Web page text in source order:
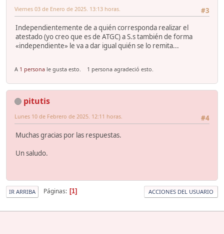
#3
Viernes 03 de Enero de 2025. 13:13 horas.
Independientemente de a quién corresponda realizar el
atestado (yo creo que es de ATGC) a S.s también de forma
«independiente» le va a dar igual quién se lo remita...
A 1 persona le gusta esto. 1 persona agradeció esto.
pitutis
#4
Lunes 10 de Febrero de 2025. 12:11 horas.
Muchas gracias por las respuestas.
Un saludo.
IR ARRIBA Páginas 1 ACCIONES DEL USUARIO